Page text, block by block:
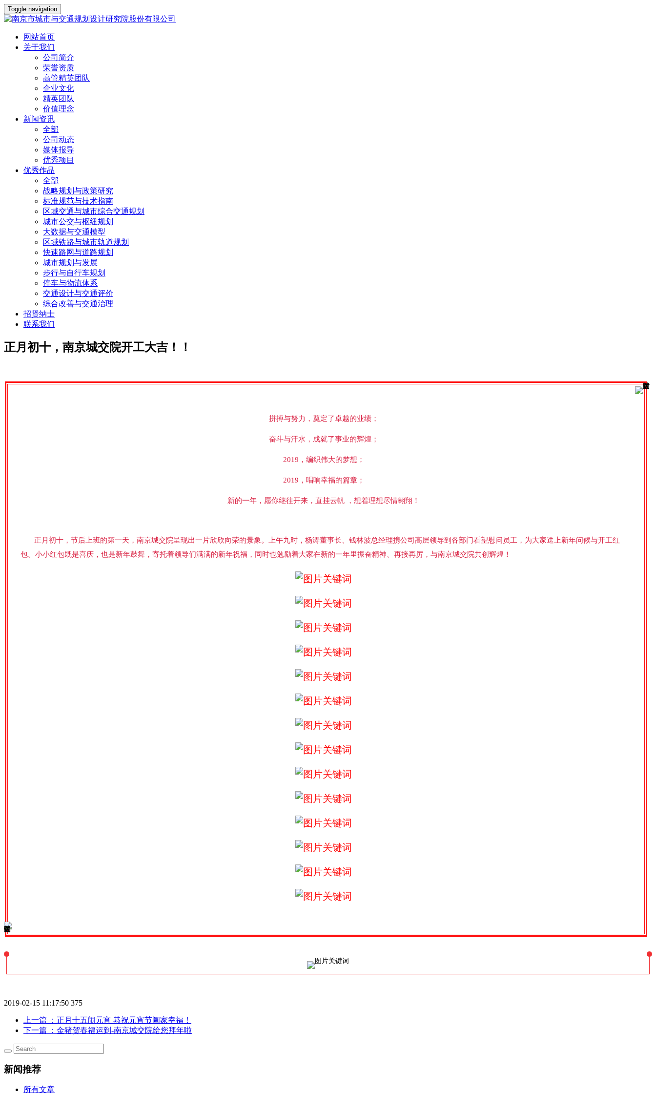
Toggle navigation
网站首页
关于我们
公司简介
荣誉资质
高管精英团队
企业文化
精英团队
价值理念
新闻资讯
全部
公司动态
媒体报导
优秀项目
优秀作品
全部
战略规划与政策研究
标准规范与技术指南
区域交通与城市综合交通规划
城市公交与枢纽规划
大数据与交通模型
区域铁路与城市轨道规划
快速路网与道路规划
城市规划与发展
步行与自行车规划
停车与物流体系
交通设计与交通评价
综合改善与交通治理
招贤纳士
联系我们
正月初十，南京城交院开工大吉！！
拼搏与努力，奠定了卓越的业绩；
奋斗与汗水，成就了事业的辉煌；
2019，编织伟大的梦想；
2019，唱响幸福的篇章；
新的一年，愿你继往开来，直挂云帆 ，想着理想尽情翱翔！
正月初十，节后上班的第一天，南京城交院呈现出一片欣欣向荣的景象。上午九时，杨涛董事长、钱林波总经理携公司高层领导到各部门看望慰问员工，为大家送上新年问候与开工红
包。小小红包既是喜庆，也是新年鼓舞，寄托着领导们满满的新年祝福，同时也勉励着大家在新的一年里振奋精神、再接再厉，与南京城交院共创辉煌！
2019-02-15 11:17:50 375
上一篇
：正月十五闹元宵 恭祝元宵节阖家幸福！
下一篇
：金猪贺春福运到-南京城交院给您拜年啦
新闻推荐
所有文章